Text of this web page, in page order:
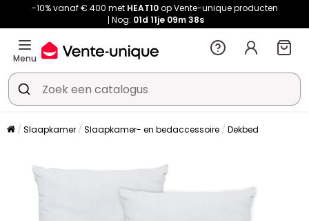
-10% vanaf € 400 met HEAT10op Vente-unique producten
Nog: 01d 11je 09m 37s
Menu
Slaapkamer Slaapkamer- en bedaccessoire Dekbed